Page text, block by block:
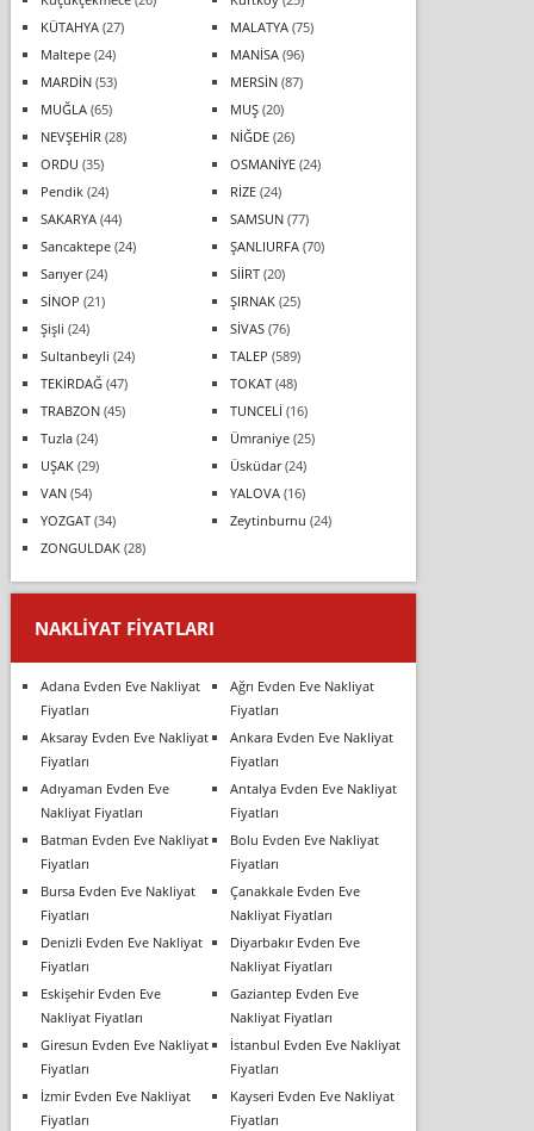
KÜTAHYA(27) MALATYA(75)
Maltepe(24) MANİSA(96)
MARDİN(53) MERSİN(87)
MUĞLA(65) MUŞ(20)
NEVŞEHİR (28) NİĞDE(26)
ORDU (35) OSMANİYE(24)
Pendik(24) RİZE(24)
SAKARYA(44) SAMSUN(77)
Sancaktepe(24) ŞANLIURFA(70)
Sarıyer(24) SİİRT(20)
SİNOP (21) ŞIRNAK(25)
Şişli (24) SİVAS(76)
Sultanbeyli (24) TALEP (589)
TEKİRDAĞ(47) TOKAT(48)
TRABZON(45) TUNCELİ (16)
Tuzla(24) Ümraniye(25)
UŞAK(29) Üsküdar(24)
VAN(54) YALOVA(16)
YOZGAT(34) Zeytinburnu (24)
ZONGULDAK(28)
NAKLIYAT FIYATLARI
Adana Evden Eve Nakliyat
Fiyatları
Ağrı Evden Eve Nakliyat
Fiyatları
Aksaray Evden Eve Nakliyat
Fiyatları
Ankara Evden Eve Nakliyat
Fiyatları
Adıyaman Evden Eve
Nakliyat Fiyatları
Antalya Evden Eve Nakliyat
Fiyatları
Batman Evden Eve Nakliyat
Fiyatları
Bolu Evden Eve Nakliyat
Fiyatları
Bursa Evden Eve Nakliyat
Fiyatları
Çanakkale Evden Eve
Nakliyat Fiyatları
Denizli Evden Eve Nakliyat
Fiyatları
Diyarbakır Evden Eve
Nakliyat Fiyatları
Eskişehir Evden Eve
Nakliyat Fiyatları
Gaziantep Evden Eve
Nakliyat Fiyatları
Giresun Evden Eve Nakliyat
Fiyatları
İstanbul Evden Eve Nakliyat
Fiyatları
İzmir Evden Eve Nakliyat
Fiyatları
Kayseri Evden Eve Nakliyat
Fiyatları